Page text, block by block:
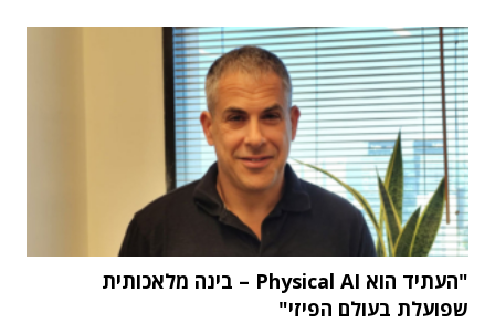
"העתיד הוא Physical AI – בינה מלאכותית
שפועלת בעולם הפיזי"